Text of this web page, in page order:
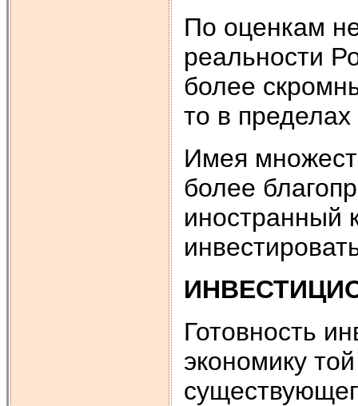
По оценкам
реальности
более
то в
Имея
более
иностранный
Готовность
экономику